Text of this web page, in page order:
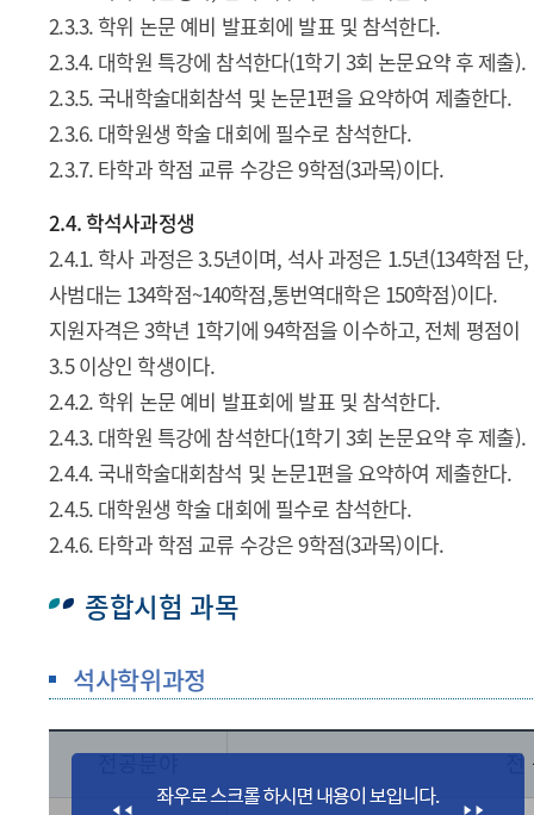
2.3.3. 학위 논문 예비 발표회에 발표 및 참석한다.
2.3.4. 대학원 특강에 참석한다(1학기 3회 논문요약 후 제출).
2.3.5. 국내학술대회참석 및 논문1편을 요약하여 제출한다.
2.3.6. 대학원생 학술 대회에 필수로 참석한다.
2.3.7. 타학과 학점 교류 수강은 9학점(3과목)이다.
2.4. 학석사과정생
2.4.1. 학사 과정은 3.5년이며, 석사 과정은 1.5년(134학점 단,
사범대는 134학점~140학점,통번역대학은 150학점)이다.
지원자격은 3학년 1학기에 94학점을 이수하고, 전체 평점이
3.5 이상인 학생이다.
2.4.2. 학위 논문 예비 발표회에 발표 및 참석한다.
2.4.3. 대학원 특강에 참석한다(1학기 3회 논문요약 후 제출).
2.4.4. 국내학술대회참석 및 논문1편을 요약하여 제출한다.
2.4.5. 대학원생 학술 대회에 필수로 참석한다.
2.4.6. 타학과 학점 교류 수강은 9학점(3과목)이다.
종합시험 과목
석사학위과정
전공분야 전